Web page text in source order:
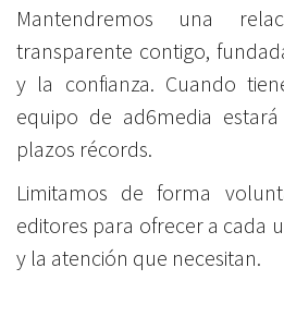
Mantendremos una
transparente contigo,
y la confianza. Cuando
equipo de ad6media
plazos récords.
Limitamos de forma
editores para ofrecer a cada
y la atención que necesitan.